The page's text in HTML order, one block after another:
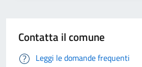
Contatta il comune
Leggi le domande frequenti